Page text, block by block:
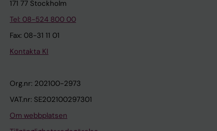
171 77 Stockholm
Tel: 08-524 800 00
Fax: 08-31 11 01
Kontakta KI
Org.nr: 202100-2973
VAT.nr: SE202100297301
Om webbplatsen